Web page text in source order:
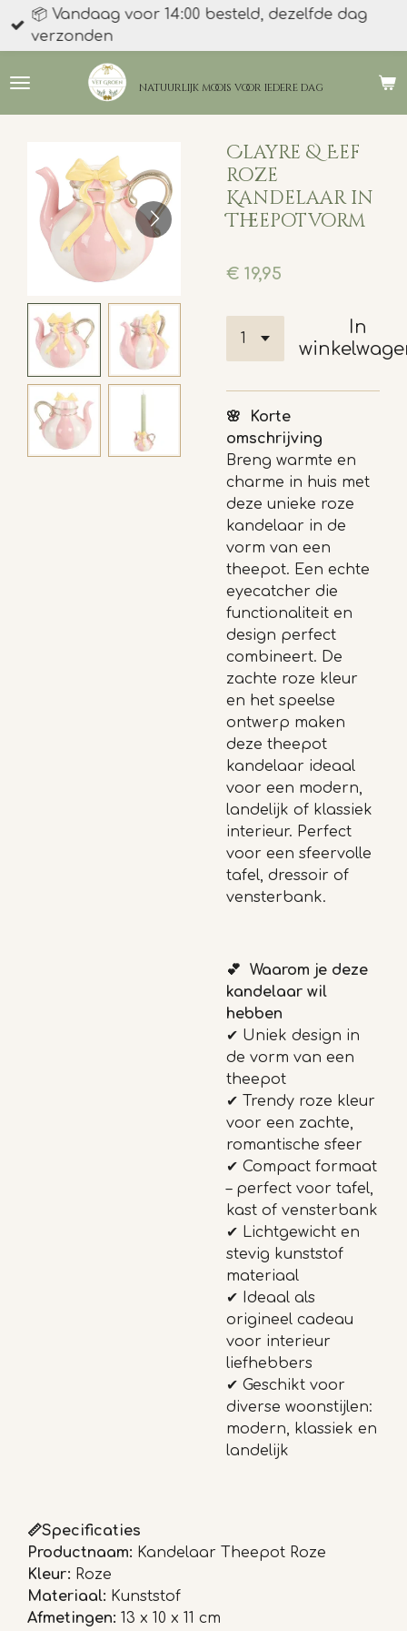
Ga
direct
de
natuurlijk moois voor iedere dag
📦 Vandaag voor 14:00 besteld, dezelfde dag
verzonden
Clayre & Eef
roze
Kandelaar in
Theepotvorm
€ 19,95
In
🌸 Korte
omschrijving
Breng warmte en
charme in huis met
deze unieke roze
kandelaar in de
vorm van een
theepot. Een echte
eyecatcher die
functionaliteit en
design perfect
combineert. De
zachte roze kleur
en het speelse
ontwerp maken
deze theepot
kandelaar ideaal
voor een modern,
landelijk of klassiek
interieur. Perfect
voor een sfeervolle
tafel, dressoir of
vensterbank.
💕 Waarom je deze
kandelaar wil
hebben
✔ Uniek design in
de vorm van een
theepot
✔ Trendy roze kleur
voor een zachte,
romantische sfeer
✔ Compact formaat
– perfect voor tafel,
kast of vensterbank
✔ Lichtgewicht en
stevig kunststof
materiaal
✔ Ideaal als
origineel cadeau
voor interieur
liefhebbers
✔ Geschikt voor
diverse woonstijlen:
modern, klassiek en
landelijk
📏Specificaties
Productnaam: Kandelaar Theepot Roze
Kleur: Roze
Materiaal: Kunststof
Afmetingen: 13 x 10 x 11 cm